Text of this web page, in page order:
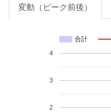
変動（ピーク前後）
合計
2
3
4